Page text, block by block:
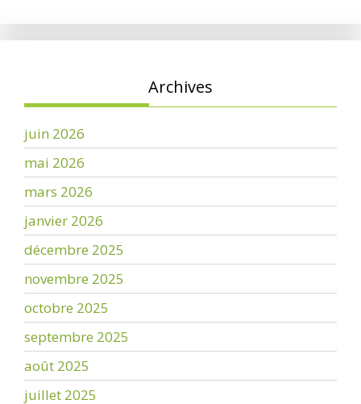
Archives
juin 2026
mai 2026
mars 2026
janvier 2026
décembre 2025
novembre 2025
octobre 2025
septembre 2025
août 2025
juillet 2025